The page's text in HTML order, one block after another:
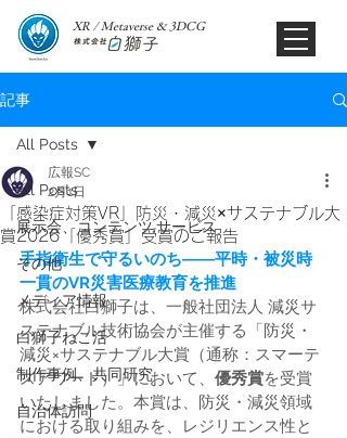
XR / Metaverse & 3DCG​
記事
All Posts
展示会、コンテンツ,サービス
その他
メディア情報
白獅子ねこ活
制作事例、共同研究
自治体訪問
All Posts
「感染症対策VR」防災・減災×サステナブル大
賞2026「優秀賞」受賞のご報告
広報SC
2月1日
手指衛生で守るいのち――平時・被災時
一貫のVR災害医療教育を推進
株式会社白獅子は、一般社団法人 減災サ
ステナブル技術協会が主催する「防災・
減災×サステナブル大賞（通称：スマーテ
スアワード）」において、 優秀賞を受賞
いたしました。本賞は、防災・減災領域
における取り組みを、レジリエンス性と